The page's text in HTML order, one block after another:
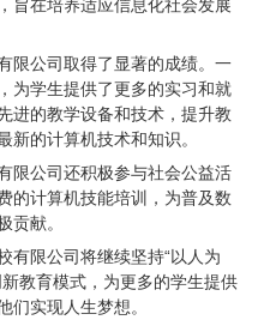
旨在培养适应信息化社会发展
限公司取得了显著的成绩。一
为学生提供了更多的实习和就
进的教学设备和技术，提升教
新的计算机技术和知识。
限公司还积极参与社会公益活
的计算机技能培训，为普及数
贡献。
有限公司将继续坚持“以人为
教育模式，为更多的学生提供
们实现人生梦想。